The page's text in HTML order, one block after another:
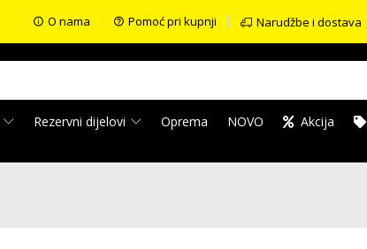
O nama Pomoć pri kupnji Narudžbe i dostava
Rezervni dijelovi Oprema NOVO Akcija